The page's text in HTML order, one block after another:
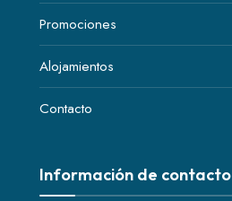
Promociones
Alojamientos
Contacto
Información de contacto